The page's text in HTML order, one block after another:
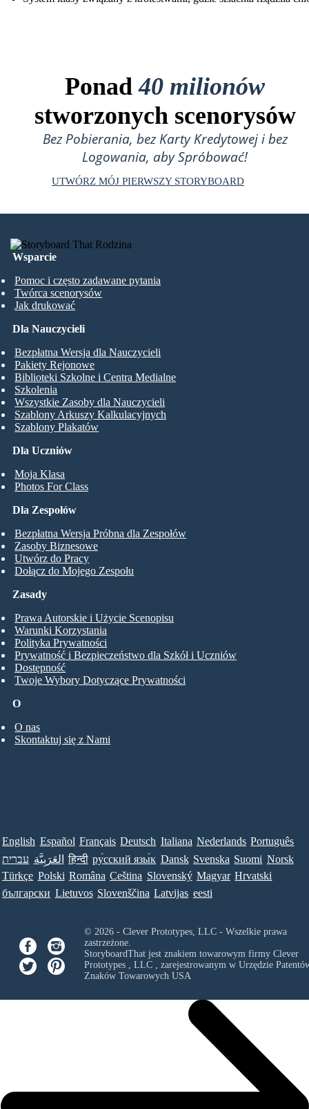
Ponad40 milionów
stworzonych scenorysów
Bez Pobierania, bez Karty Kredytowej i bez
Logowania, aby Spróbować!
UTWÓRZ MÓJ PIERWSZY STORYBOARD
Wsparcie
Pomoc i często zadawane pytania
Twórca scenorysów
Jak drukować
Dla Uczniów
Moja Klasa
Photos For Class
Dla Nauczycieli
Bezpłatna Wersja dla Nauczycieli
Pakiety Rejonowe
Biblioteki Szkolne i Centra Medialne
Szkolenia
Wszystkie Zasoby dla Nauczycieli
Szablony Arkuszy Kalkulacyjnych
Szablony Plakatów
Dla Zespołów
Bezpłatna Wersja Próbna dla Zespołów
Zasoby Biznesowe
Utwórz do Pracy
Dołącz do Mojego Zespołu
O
O nas
Skontaktuj się z Nami
Zasady
Prawa Autorskie i Użycie Scenopisu
Warunki Korzystania
Polityka Prywatności
Prywatność i Bezpieczeństwo dla Szkół i Uczniów
Dostępność
Twoje Wybory Dotyczące Prywatności
English Español Français Deutsch Italiana Nederlands Português
עברית العَرَبِيَّة हिन्दी ру́сский язы́к Dansk Svenska Suomi Norsk
Türkçe Polski Româna Ceština Slovenský Magyar Hrvatski
български Lietuvos Slovenščina Latvijas eesti
© 2026 - Clever Prototypes, LLC - Wszelkie prawa
zastrzeżone.
StoryboardThat jest znakiem towarowym firmy Clever
Prototypes , LLC, zarejestrowanym w Urzędzie
Znaków Towarowych USA